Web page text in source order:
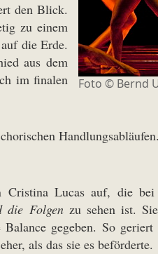
Foto © Bernd
den Blick.
zu einem
die Erde.
aus dem
im finalen
Cristina Lucas auf, die
die Folgenzu sehen ist. Sie
gegeben. So
eher, als das sie es beförderte.